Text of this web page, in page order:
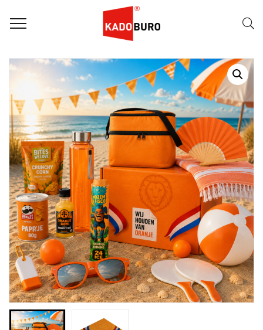
Home
WK pakketten
RELATIEGESCHENK WK PAKKET: SUPPORTERSSTORM